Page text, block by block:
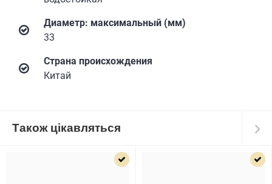
Диаметр: максимальный (мм)
33
Страна происхождения
Китай
Також цікавляться